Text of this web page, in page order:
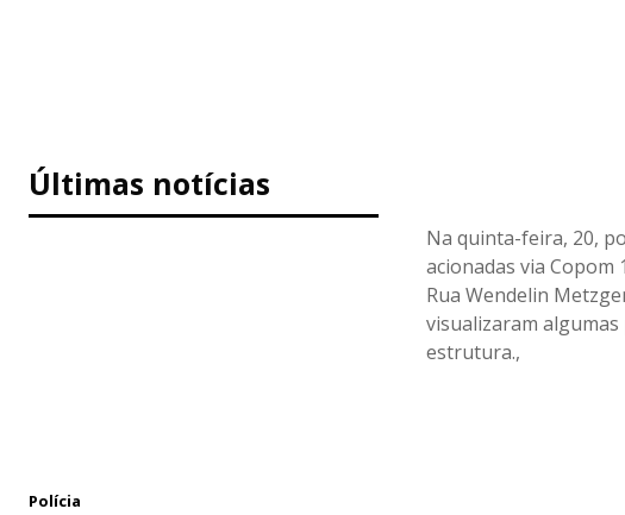
Últimas notícias
Polícia
Na quinta-feira, 20,
acionadas via
Rua Wendelin
visualizaram
estrutura.,